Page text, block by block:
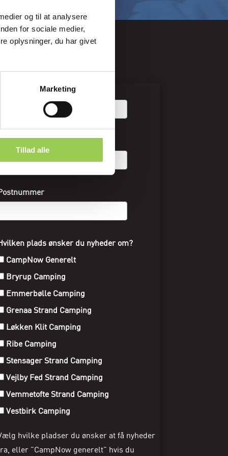
og til at analysere
for sociale medier,
oplysninger, du har givet
Marketing
Tillad alle
mail-adresse
plads ønsker du nyheder om?
CampNow Generelt
Bryrup Camping
Emmerbølle Camping
Grenaa Strand Camping
Løkken Klit Camping
Ribe Camping
Stensager Strand Camping
Vejlby Fed Strand Camping
Vemmetofte Strand Camping
Vestbirk Camping
hvilke pladser du ønsker at få nyheder
eller "CampNow generelt" hvis du